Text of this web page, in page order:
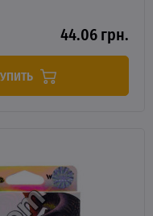
44.06 грн.